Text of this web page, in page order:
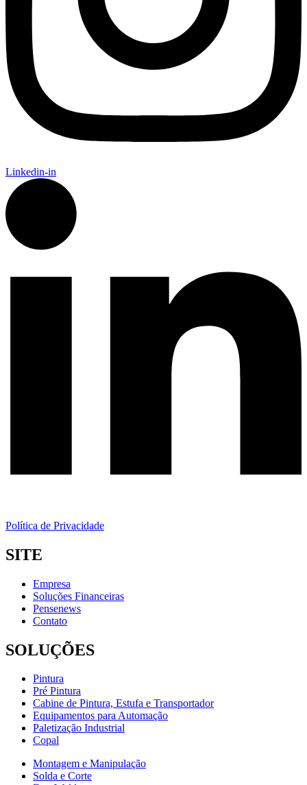
Linkedin-in
Política de Privacidade
SITE
Empresa
Soluções Financeiras
Pensenews
Contato
SOLUÇÕES
Pintura
Pré Pintura
Cabine de Pintura, Estufa e Transportador
Equipamentos para Automação
Paletização Industrial
Copal
Montagem e Manipulação
Solda e Corte